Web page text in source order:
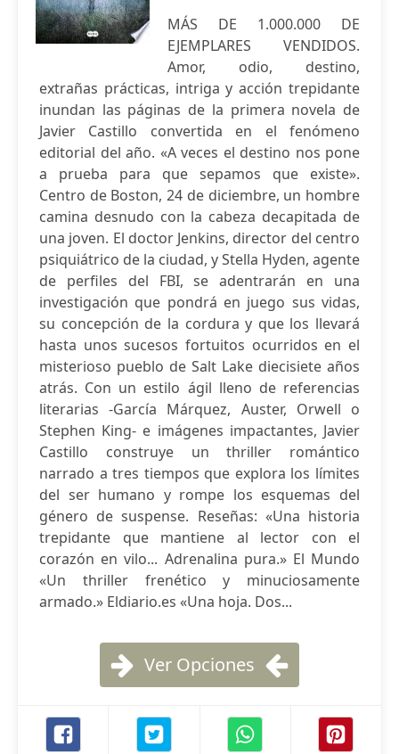
MÁS DE 1.000.000 DE
EJEMPLARES VENDIDOS.
Amor, odio, destino,
extrañas prácticas, intriga y acción trepidante
inundan las páginas de la primera novela de
Javier Castillo convertida en el fenómeno
editorial del año. «A veces el destino nos pone
a prueba para que sepamos que existe».
Centro de Boston, 24 de diciembre, un hombre
camina desnudo con la cabeza decapitada de
una joven. El doctor Jenkins, director del centro
psiquiátrico de la ciudad, y Stella Hyden, agente
de perfiles del FBI, se adentrarán en una
investigación que pondrá en juego sus vidas,
su concepción de la cordura y que los llevará
hasta unos sucesos fortuitos ocurridos en el
misterioso pueblo de Salt Lake diecisiete años
atrás. Con un estilo ágil lleno de referencias
literarias -García Márquez, Auster, Orwell o
Stephen King- e imágenes impactantes, Javier
Castillo construye un thriller romántico
narrado a tres tiempos que explora los límites
del ser humano y rompe los esquemas del
género de suspense. Reseñas: «Una historia
trepidante que mantiene al lector con el
corazón en vilo... Adrenalina pura.» El Mundo
«Un thriller frenético y minuciosamente
armado.» Eldiario.es «Una hoja. Dos...
Ver Opciones